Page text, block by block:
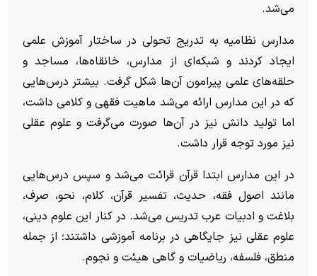
می‌شد.
مدارس نظامیه به تدریج تحولی در ساختار آموزش علمی
ایجاد کردند و شبکه‌ای از مدارس، خانقاه‌ها، مساجد و
حلقه‌های علمی پیرامون آن‌ها شکل گرفت. بیشتر درس‌هایی
که در این مدارس ارائه می‌شد ماهیت فقهی و کلامی داشت،
اما تولید دانش نیز در آن‌ها صورت می‌گرفت و علوم عقلی
نیز مورد توجه قرار داشت.
در این مدارس ابتدا قرآن قرائت می‌شد و سپس درس‌هایی
مانند اصول فقه، حدیث، تفسیر قرآن، کلام، نحو، صرف،
بلاغت و ادبیات عرب تدریس می‌شد. در کنار این علوم دینی،
علوم عقلی نیز جایگاهی در برنامه آموزشی داشتند؛ از جمله
منطق، فلسفه، ریاضیات و گاهی هیئت و نجوم.